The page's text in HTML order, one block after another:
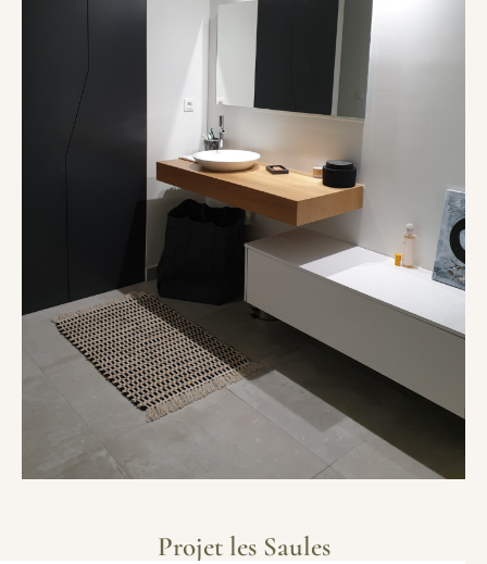
Projet les Saules